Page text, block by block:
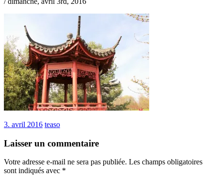
3. avril 2016 teaso
Laisser un commentaire
Votre adresse e-mail ne sera pas publiée. Les champs obligatoires
sont indiqués avec *